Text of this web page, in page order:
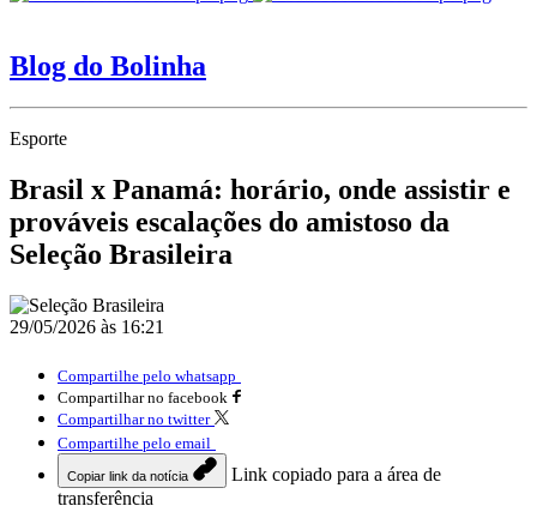
Blog do Bolinha
Esporte
Brasil x Panamá: horário, onde assistir e
prováveis escalações do amistoso da
Seleção Brasileira
29/05/2026 às 16:21
Compartilhe pelo whatsapp
Compartilhar no facebook
Compartilhar no twitter
Compartilhe pelo email
Copiar link da notícia
Link copiado para a área de
transferência